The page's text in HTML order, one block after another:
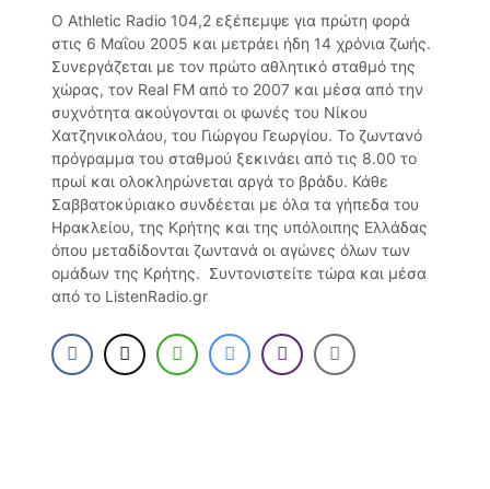
Ο Athletic Radio 104,2 εξέπεμψε για πρώτη φορά
στις 6 Μαΐου 2005 και μετράει ήδη 14 χρόνια ζωής.
Συνεργάζεται με τον πρώτο αθλητικό σταθμό της
χώρας, τον Real FM από το 2007 και μέσα από την
συχνότητα ακούγονται οι φωνές του Νίκου
Χατζηνικολάου, του Γιώργου Γεωργίου. Το ζωντανό
πρόγραμμα του σταθμού ξεκινάει από τις 8.00 το
πρωί και ολοκληρώνεται αργά το βράδυ. Κάθε
Σαββατοκύριακο συνδέεται με όλα τα γήπεδα του
Ηρακλείου, της Κρήτης και της υπόλοιπης Ελλάδας
όπου μεταδίδονται ζωντανά οι αγώνες όλων των
ομάδων της Κρήτης. Συντονιστείτε τώρα και μέσα
από το ListenRadio.gr